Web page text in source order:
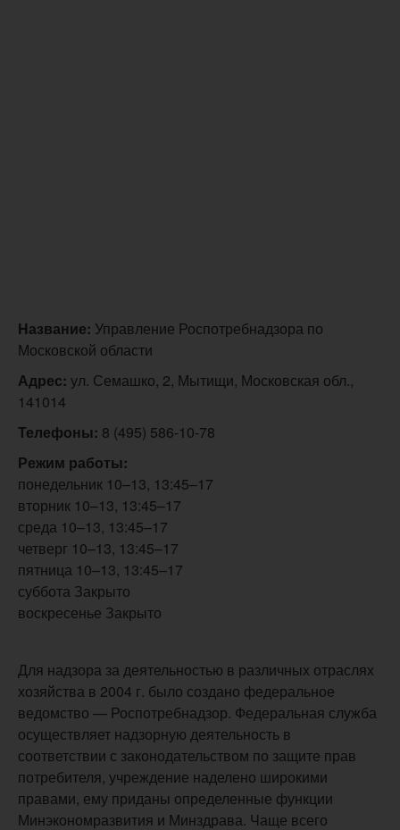
Название: Управление Роспотребнадзора по
Московской области
Адрес: ул. Семашко, 2, Мытищи, Московская обл.,
141014
Телефоны: 8 (495) 586-10-78
Режим работы:
понедельник 10–13, 13:45–17
вторник 10–13, 13:45–17
среда 10–13, 13:45–17
четверг 10–13, 13:45–17
пятница 10–13, 13:45–17
суббота Закрыто
воскресенье Закрыто
Для надзора за деятельностью в различных отраслях
хозяйства в 2004 г. было создано федеральное
ведомство — Роспотребнадзор. Федеральная служба
осуществляет надзорную деятельность в
соответствии с законодательством по защите прав
потребителя, учреждение наделено широкими
правами, ему приданы определенные функции
Минэкономразвития и Минздрава. Чаще всего